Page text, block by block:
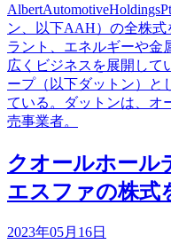
ン、以下AAH）の全株
ラント、エネルギーや金
広くビジネスを展開して
ープ（以下ダットン）と
ている。ダットンは、オ
売事業者。
クオールホール
エスファの株式
2023年05月16日